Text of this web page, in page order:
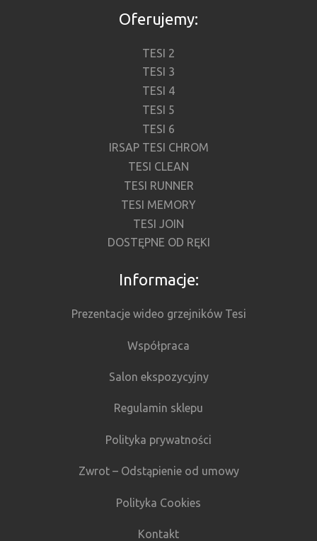
Oferujemy:
TESI 2
TESI 3
TESI 4
TESI 5
TESI 6
IRSAP TESI CHROM
TESI CLEAN
TESI RUNNER
TESI MEMORY
TESI JOIN
DOSTĘPNE OD RĘKI
Informacje:
Prezentacje wideo grzejników Tesi
Współpraca
Salon ekspozycyjny
Regulamin sklepu
Polityka prywatności
Zwrot – Odstąpienie od umowy
Polityka Cookies
Kontakt